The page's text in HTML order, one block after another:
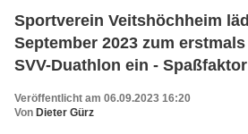
Sportverein Veitshöchheim
September 2023 zum
SVV-Duathlon ein -
Veröffentlicht am 06.09.2023 16:20
Von Dieter Gürz